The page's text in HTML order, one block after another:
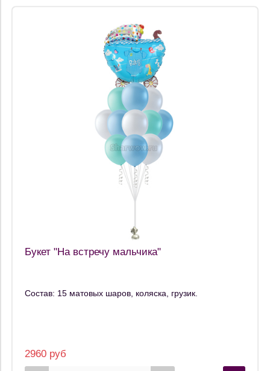
Букет "На встречу мальчика"
Состав: 15 матовых шаров, коляска, грузик.
2960 руб